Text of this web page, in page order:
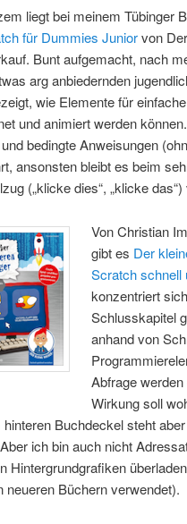
liegt bei meinem Tübinger
für Dummies Juniorvon
Bunt aufgemacht, nach
arg anbiedernden
wie Elemente für
und animiert werden
bedingte Anweisungen
ansonsten bleibt es beim
(„klicke dies“, „klicke
Von Christian
gibt es Der
Scratch schnell
konzentriert
Schlusskapitel
anhand von
Abfrage
Wirkung soll
Buchdeckel steht
ich bin auch nicht
Hintergrundgrafiken
neueren Büchern verwendet).